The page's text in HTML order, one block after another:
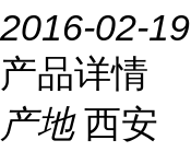
2016-02-19
产品详情
产地 西安